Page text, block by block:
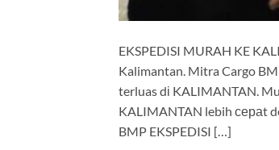
EKSPEDISI MURAH KE
Kalimantan. Mitra Cargo
terluas dі KALIMANTAN.
KALIMANTAN lebih сераt
BMP EKSPEDISI […]